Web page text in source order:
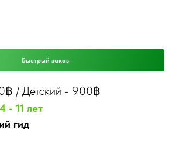
Быстрый заказ
฿ / Детский - 900฿
- 11 лет
гид